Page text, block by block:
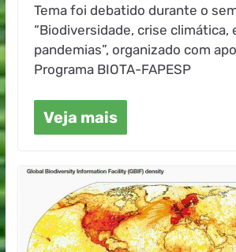
Tema foi debatido durante o
“Biodiversidade, crise climática,
pandemias”, organizado com
Programa BIOTA-FAPESP
Veja mais